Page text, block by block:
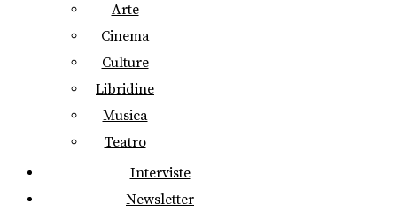
Arte
Cinema
Culture
Libridine
Musica
Teatro
Interviste
Newsletter